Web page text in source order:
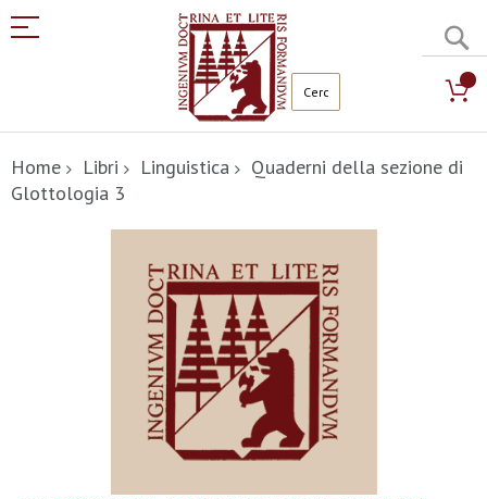
al
contenuto
Home Libri Linguistica
Quaderni della sezione di
Glottologia 3